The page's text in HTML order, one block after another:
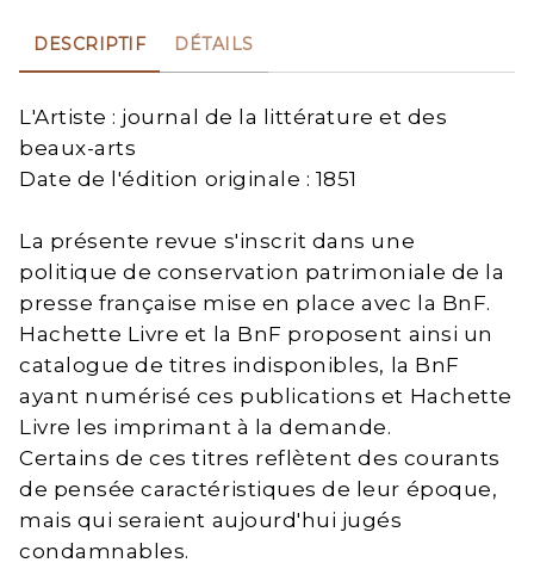
DESCRIPTIF DÉTAILS
L'Artiste : journal de la littérature et des
beaux-arts
Date de l'édition originale : 1851
La présente revue s'inscrit dans une
politique de conservation patrimoniale de la
presse française mise en place avec la BnF.
Hachette Livre et la BnF proposent ainsi un
catalogue de titres indisponibles, la BnF
ayant numérisé ces publications et Hachette
Livre les imprimant à la demande.
Certains de ces titres reflètent des courants
de pensée caractéristiques de leur époque,
mais qui seraient aujourd'hui jugés
condamnables.